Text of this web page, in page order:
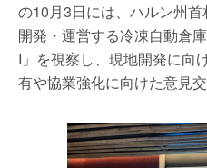
の10月3日には、ハルン州
開発・運営する冷凍自動倉
I」を視察し、現地開発に向
有や協業強化に向けた意見交